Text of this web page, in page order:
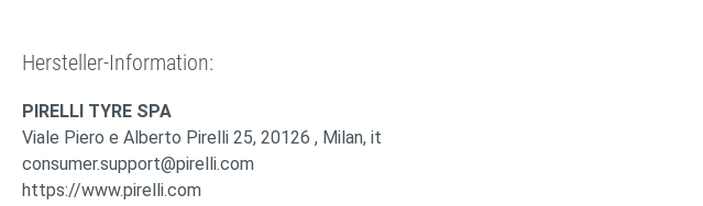
Hersteller-Information:
PIRELLI TYRE SPA
Viale Piero e Alberto Pirelli 25, 20126 , Milan, it
consumer.support@pirelli.com
https://www.pirelli.com